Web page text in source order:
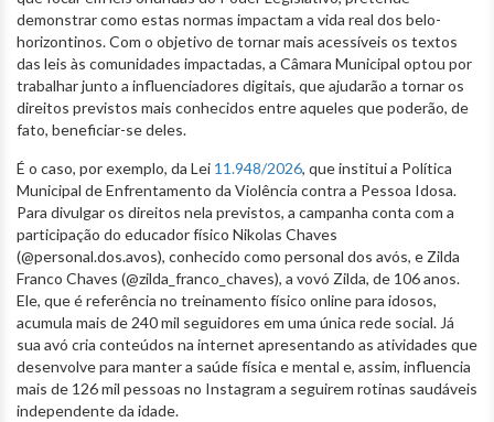
demonstrar como estas normas impactam a vida real dos belo-
horizontinos. Com o objetivo de tornar mais acessíveis os textos
das leis às comunidades impactadas, a Câmara Municipal optou por
trabalhar junto a influenciadores digitais, que ajudarão a tornar os
direitos previstos mais conhecidos entre aqueles que poderão, de
fato, beneficiar-se deles.
É o caso, por exemplo, da Lei 11.948/2026, que institui a Política
Municipal de Enfrentamento da Violência contra a Pessoa Idosa.
Para divulgar os direitos nela previstos, a campanha conta com a
participação do educador físico Nikolas Chaves
(@personal.dos.avos), conhecido como personal dos avós, e Zilda
Franco Chaves (@zilda_franco_chaves), a vovó Zilda, de 106 anos.
Ele, que é referência no treinamento físico online para idosos,
acumula mais de 240 mil seguidores em uma única rede social. Já
sua avó cria conteúdos na internet apresentando as atividades que
desenvolve para manter a saúde física e mental e, assim, influencia
mais de 126 mil pessoas no Instagram a seguirem rotinas saudáveis
independente da idade.